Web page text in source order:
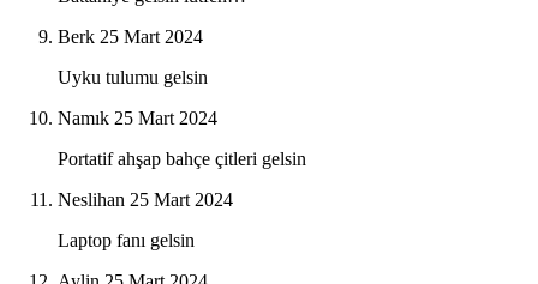
Berk 25 Mart 2024
Uyku tulumu gelsin
Namık 25 Mart 2024
Portatif ahşap bahçe çitleri gelsin
Neslihan 25 Mart 2024
Laptop fanı gelsin